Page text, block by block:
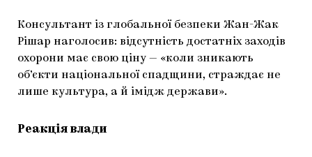
Консультант із глобальної безпеки Жан-Жак
Рішар наголосив: відсутність достатніх заходів
охорони має свою ціну — «коли зникають
об’єкти національної спадщини, страждає не
лише культура, а й імідж держави».
Реакція влади